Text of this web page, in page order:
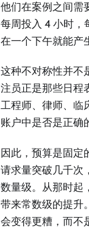
他们在案例之间需
每周投入 4 小时，
在一个下午就能产
这种不对称性并不
注员正是那些日程
工程师、律师、临
账户中是否是正确
因此，预算是固定
请求量突破几千次
数量级。从那时起
带来常数级的提升
会变得更糟，而不